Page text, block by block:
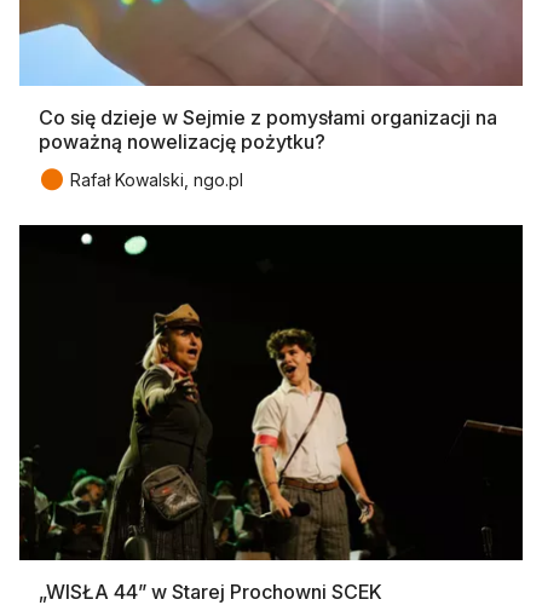
Co się dzieje w Sejmie z pomysłami organizacji na
poważną nowelizację pożytku?
● Rafał Kowalski, ngo.pl
„WISŁA 44” w Starej Prochowni SCEK